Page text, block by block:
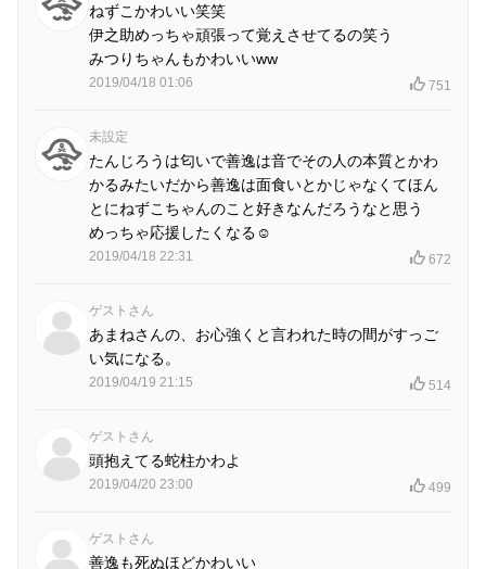
ねずこかわいい笑笑
伊之助めっちゃ頑張って覚えさせてるの笑う
みつりちゃんもかわいいww
2019/04/18 01:06 751
未設定
たんじろうは匂いで善逸は音でその人の本質とかわ
かるみたいだから善逸は面食いとかじゃなくてほん
とにねずこちゃんのこと好きなんだろうなと思う
めっちゃ応援したくなる☺
2019/04/18 22:31 672
ゲストさん
あまねさんの、お心強くと言われた時の間がすっご
い気になる。
2019/04/19 21:15 514
ゲストさん
頭抱えてる蛇柱かわよ
2019/04/20 23:00 499
ゲストさん
善逸も死ぬほどかわいい